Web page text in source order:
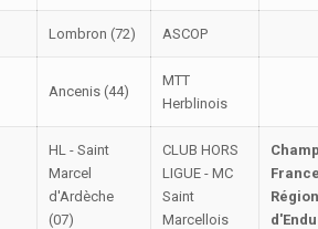
Lombron (72) ASCOP
Ancenis (44)
MTT
Herblinois
HL - Saint
Marcel
d'Ardèche
(07)
CLUB HORS
LIGUE - MC
Saint
Marcellois